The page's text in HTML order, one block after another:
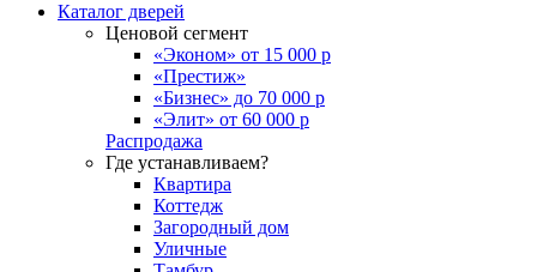
Каталог дверей
Ценовой сегмент
«Эконом» от 15 000 р
«Престиж»
«Бизнес» до 70 000 р
«Элит» от 60 000 р
Распродажа
Где устанавливаем?
Квартира
Коттедж
Загородный дом
Уличные